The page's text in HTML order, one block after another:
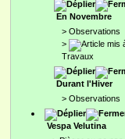
En Novembre
> Observations
>
Travaux
Durant l'Hiver
> Observations
Vespa Velutina